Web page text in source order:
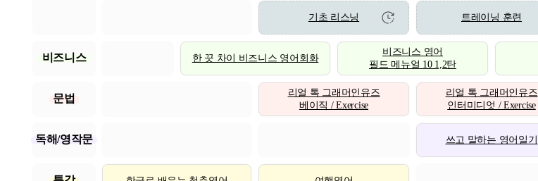
기초 리스닝 트레이닝 훈련
비즈니스 한 끗 차이 비즈니스 영어회화
비즈니스 영어
필드 메뉴얼 10 1,2탄
문법
리얼 톡 그래머인유즈
베이직 / Exercise
리얼 톡 그래머인유즈
인터미디엇 / Exercise
독해/영작문 쓰고 말하는 영어일기